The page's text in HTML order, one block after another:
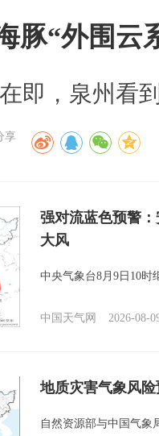
豚“外围云
即，泉州看
享
强对流蓝色预警
大风
中央气象台8月9日10时
中国天气网 2026-08-
地质灾害气象风
自然资源部与中国气象